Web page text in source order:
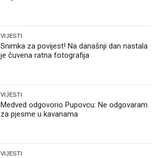
VIJESTI
Snimka za povijest! Na današnji dan nastala
je čuvena ratna fotografija
VIJESTI
Medved odgovorio Pupovcu: Ne odgovaram
za pjesme u kavanama
VIJESTI